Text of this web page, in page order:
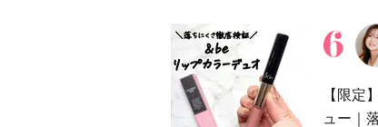
【限定
ュー｜